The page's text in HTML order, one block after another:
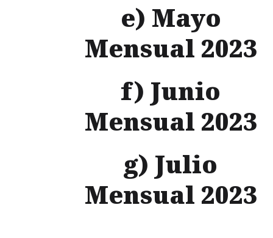
e) Mayo
Mensual 2023
f) Junio
Mensual 2023
g) Julio
Mensual 2023